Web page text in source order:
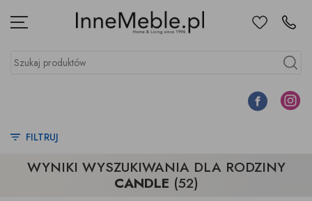
Menu UlubioneKontakt
Szukaj produktów
Szukaj
Facebook
FILTRUJ
WYNIKI WYSZUKIWANIA DLA RODZINY
CANDLE (52)